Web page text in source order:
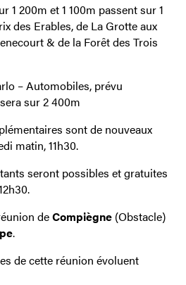
1 200m et 1 100m passent sur 1
des Erables, de La Grotte aux
& de la Forêt des Trois
– Automobiles, prévu
sur 2 400m
sont de nouveaux
matin, 11h30.
seront possibles et gratuites
deCompiègne (Obstacle)
.
de cette réunion évoluent